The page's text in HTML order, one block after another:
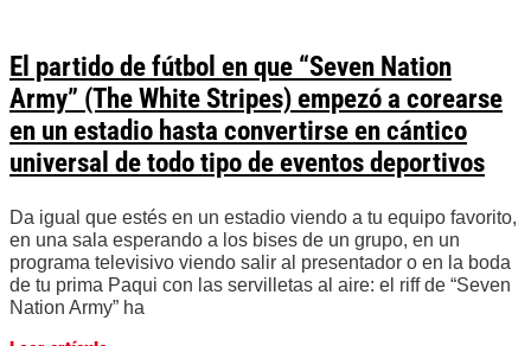
El partido de fútbol en que “Seven Nation
Army” (The White Stripes) empezó a corearse
en un estadio hasta convertirse en cántico
universal de todo tipo de eventos deportivos
Da igual que estés en un estadio viendo a tu equipo favorito,
en una sala esperando a los bises de un grupo, en un
programa televisivo viendo salir al presentador o en la boda
de tu prima Paqui con las servilletas al aire: el riff de “Seven
Nation Army” ha